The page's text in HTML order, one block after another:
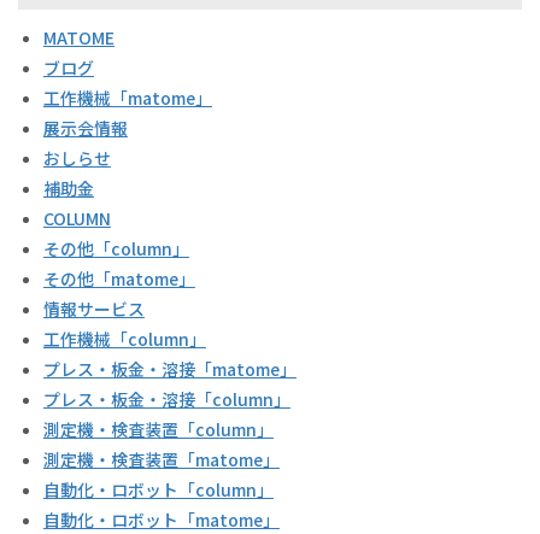
MATOME
ブログ
工作機械「matome」
展示会情報
おしらせ
補助金
COLUMN
その他「column」
その他「matome」
情報サービス
工作機械「column」
プレス・板金・溶接「matome」
プレス・板金・溶接「column」
測定機・検査装置「column」
測定機・検査装置「matome」
自動化・ロボット「column」
自動化・ロボット「matome」